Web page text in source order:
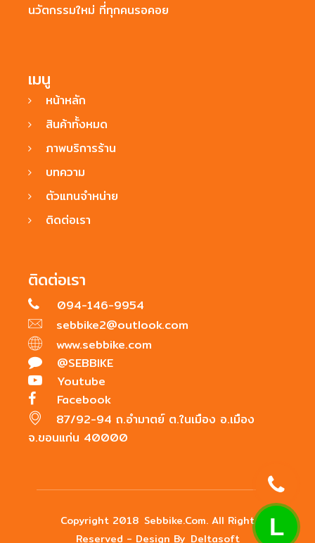
นวัตกรรมใหม่ ที่ทุกคนรอคอย
เมนู
หน้าหลัก
สินค้าทั้งหมด
ภาพบริการร้าน
บทความ
ตัวแทนจำหน่าย
ติดต่อเรา
ติดต่อเรา
094-146-9954
sebbike2@outlook.com
www.sebbike.com
@SEBBIKE
Youtube
Facebook
87/92-94 ถ.อำมาตย์ ต.ในเมือง อ.เมือง
จ.ขอนแก่น 40000
Copyright 2018 Sebbike.com. All Right
Reserved - Design By Deltasoft L